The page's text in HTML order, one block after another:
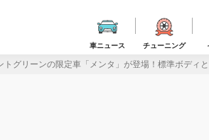
車ニュース チューニング
グリーンの限定車「メンタ」が登場！標準ボディ